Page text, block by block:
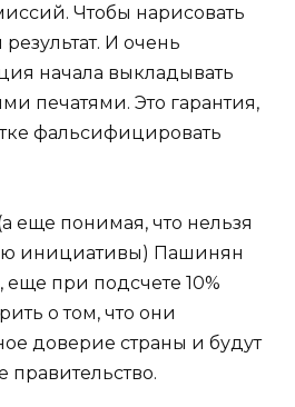
Чтобы нарисовать
И очень
начала выкладывать
печатями. Это гарантия,
фальсифицировать
еще понимая, что нельзя
инициативы) Пашинян
при подсчете 10%
о том, что они
доверие страны и будут